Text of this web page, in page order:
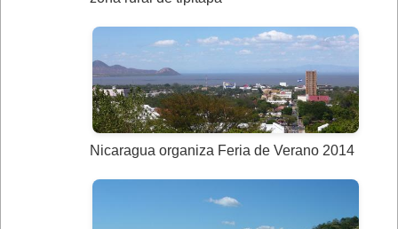
Nicaragua organiza Feria de Verano 2014